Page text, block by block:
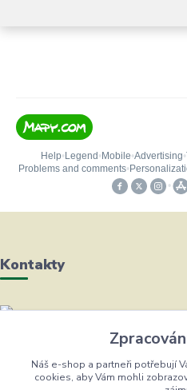
Kontakty
Helena Bayerová
+420 604 711 491
(Po-Čt, 8-16 hod.)
Náš e-shop a partneři potřebují
cookies, aby Vám mohli